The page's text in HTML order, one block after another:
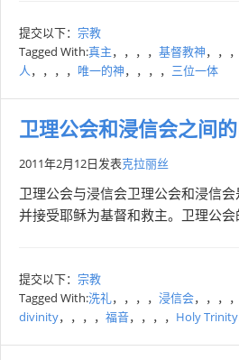
提交以下： 宗教
Tagged With:真主，，，， 基督教神，，，
人，，，， 唯一的神，，，， 三位一体
卫理公会和浸信会之间
2011年2月12日发表克拉丽丝
卫理公会与浸信会卫理公会和浸信
并接受耶稣为基督和救主。卫理公
提交以下： 宗教
Tagged With:洗礼，，，， 浸信会，，，，
divinity，，，， 福音，，，， Holy